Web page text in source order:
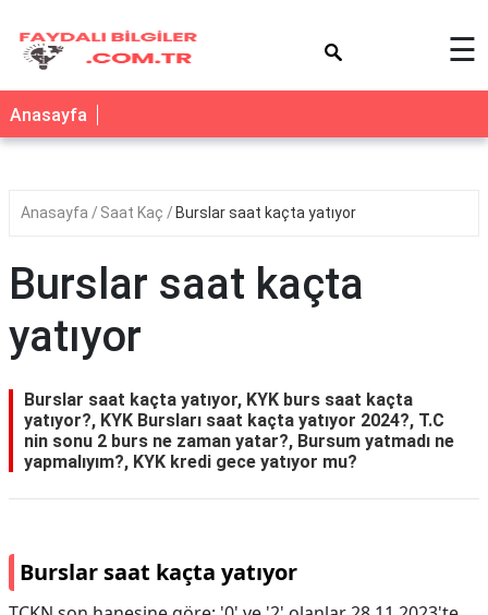
☰
Anasayfa
Anasayfa Saat Kaç Burslar saat kaçta yatıyor
Burslar saat kaçta
yatıyor
Burslar saat kaçta yatıyor, KYK burs saat kaçta
yatıyor?, KYK Bursları saat kaçta yatıyor 2024?, T.C
nin sonu 2 burs ne zaman yatar?, Bursum yatmadı ne
yapmalıyım?, KYK kredi gece yatıyor mu?
Burslar saat kaçta yatıyor